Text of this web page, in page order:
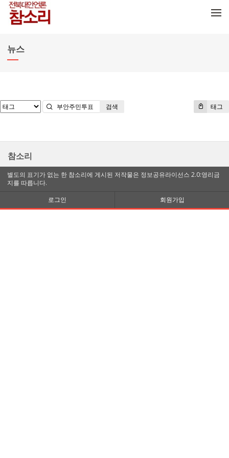
뉴스
태그
검색
참소리
별도의 표기가 없는 한 참소리에 게시된 저작물은 정보공유라이선스 2.0:영리금
지를 따릅니다.
로그인
회원가입